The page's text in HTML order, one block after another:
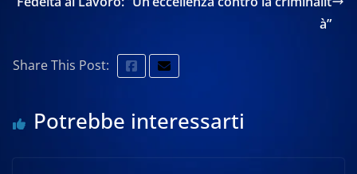
à”
Share This Post:
Potrebbe interessarti